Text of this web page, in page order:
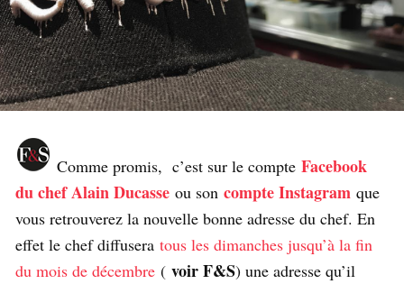
Comme promis, c’est sur le compte Facebook
du chef Alain Ducasse ou son compte Instagram que
vous retrouverez la nouvelle bonne adresse du chef. En
effet le chef diffusera tous les dimanches jusqu’à la fin
du mois de décembre ( voir F&S) une adresse qu’il